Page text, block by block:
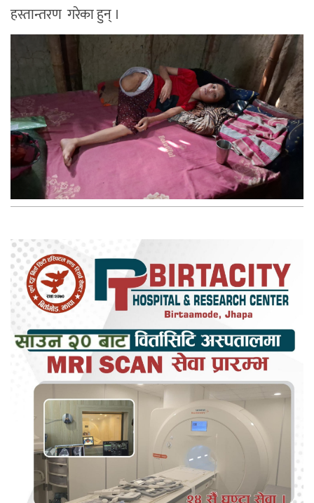
हस्तान्तरण गरेका हुन् ।